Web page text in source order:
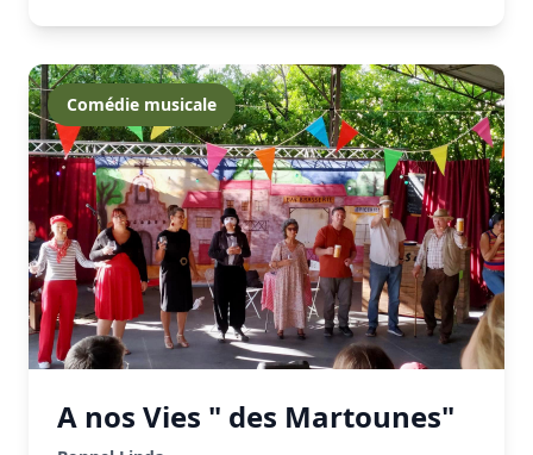
Comédie musicale
A nos Vies " des Martounes"